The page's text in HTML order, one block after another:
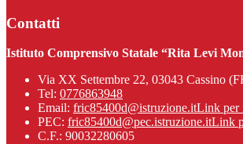
Contatti
Istituto Comprensivo Statale “Rita Levi
Via XX Settembre 22, 03043 Cassino
Tel: 0776863948
Email: fric85400d@istruzione.itLink per
PEC: fric85400d@pec.istruzione.itLink
C.F.: 90032280605